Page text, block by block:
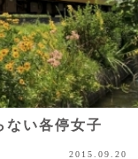
ない各停女子
2015.09.20